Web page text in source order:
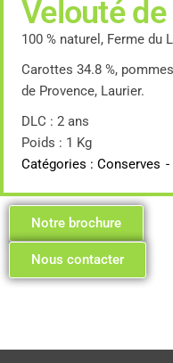
Velouté
100 % naturel, Ferme du
Carottes 34.8 %,
de Provence, Laurier.
DLC : 2 ans
Poids : 1 Kg
Catégories : Conserves -
Notre brochure
Nous contacter